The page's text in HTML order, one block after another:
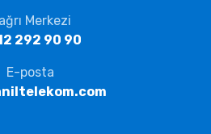
Merkezi
292 90 90
E-posta